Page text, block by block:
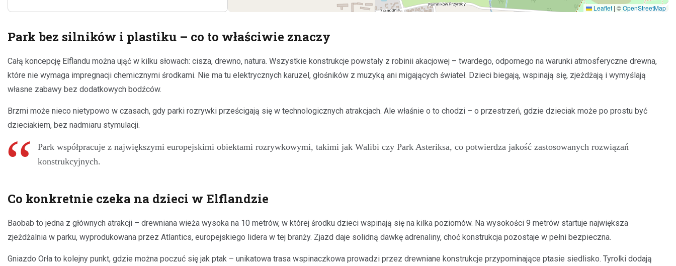
Leaflet | ©OpenStreetMap
Park bez silników i plastiku – co to właściwie znaczy
Całą koncepcję Elflandu można ująć w kilku słowach: cisza, drewno, natura. Wszystkie konstrukcje powstały z robinii akacjowej – twardego, odpornego na warunki atmosferyczne drewna,
które nie wymaga impregnacji chemicznymi środkami. Nie ma tu elektrycznych karuzel, głośników z muzyką ani migających świateł. Dzieci biegają, wspinają się, zjeżdżają i wymyślają
własne zabawy bez dodatkowych bodźców.
Brzmi może nieco nietypowo w czasach, gdy parki rozrywki prześcigają się w technologicznych atrakcjach. Ale właśnie o to chodzi – o przestrzeń, gdzie dzieciak może po prostu być
dzieciakiem, bez nadmiaru stymulacji.
Park współpracuje z największymi europejskimi obiektami rozrywkowymi, takimi jak Walibi czy Park Asteriksa, co potwierdza jakość zastosowanych rozwiązań
konstrukcyjnych.
Co konkretnie czeka na dzieci w Elflandzie
Baobab to jedna z głównych atrakcji – drewniana wieża wysoka na 10 metrów, w której środku dzieci wspinają się na kilka poziomów. Na wysokości 9 metrów startuje największa
zjeżdżalnia w parku, wyprodukowana przez Atlantics, europejskiego lidera w tej branży. Zjazd daje solidną dawkę adrenaliny, choć konstrukcja pozostaje w pełni bezpieczna.
Gniazdo Orła to kolejny punkt, gdzie można poczuć się jak ptak – unikatowa trasa wspinaczkowa prowadzi przez drewniane konstrukcje przypominające ptasie siedlisko. Tyrolki dodają